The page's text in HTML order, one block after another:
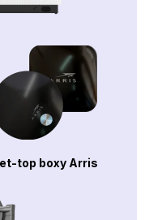
top boxy Arris